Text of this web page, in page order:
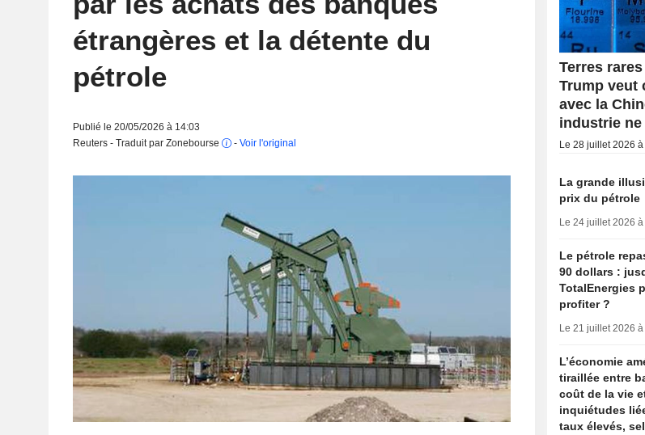
étrangères et la détente du
pétrole
Publié le 20/05/2026 à 14:03
Reuters - Traduit par Zonebourse
- Voir l'original
Terres
Trump veut
avec la
industrie
Le 28 juillet 2026
La grande
prix du pétrole
Le 24 juillet 2026
Le pétrole
90 dollars :
TotalEnergies
profiter ?
Le 21 juillet 2026
L’économie
tiraillée entre
coût de la vie
inquiétudes
taux élevés,